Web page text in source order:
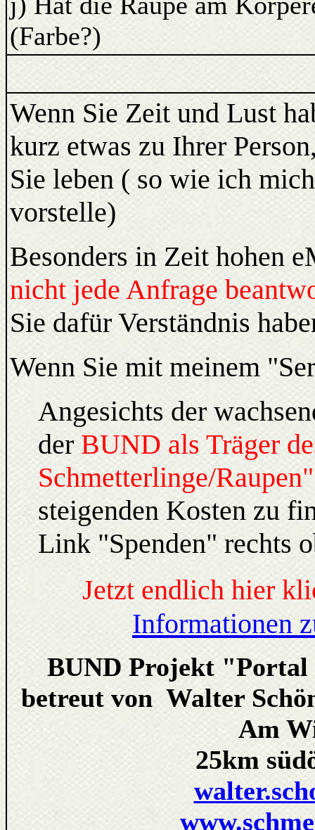
(Farbe?)
Wenn Sie Zeit und Lust
kurz etwas zu Ihrer
Sie leben ( so wie ich
vorstelle)
Besonders in Zeit hohen
nicht jede Anfrage
Sie dafür Verständnis
Wenn Sie mit meinem
Angesichts der
der BUND als Träger
Schmetterlinge/
steigenden Kosten zu
Link "Spenden" rechts
Jetzt endlich hier
Informationen
BUND Projekt "Portal
betreut von Walter
Am
25km